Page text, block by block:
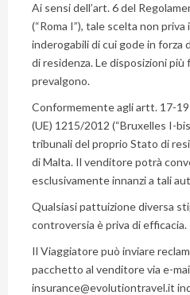
Ai sensi dell’art. 6 del
(“Roma I”), tale scelta non
inderogabili di cui gode in forza
di residenza. Le disposizioni
prevalgono.
Conformemente agli artt. 17-
(UE) 1215/2012 (“Bruxelles I-
tribunali del proprio Stato di
di Malta. Il venditore potrà
esclusivamente innanzi a tali
Qualsiasi pattuizione diversa
controversia è priva di efficacia.
Il Viaggiatore può inviare
pacchetto al venditore via e-
insurance@evolutiontravel.it